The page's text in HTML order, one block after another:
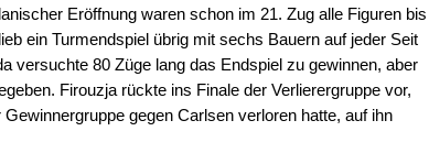
Eröffnung waren schon im 21. Zug alle Figuren bis
ein Turmendspiel übrig mit sechs Bauern auf jeder Seit
versuchte 80 Züge lang das Endspiel zu gewinnen, aber
Firouzja rückte ins Finale der Verlierergruppe vor,
gegen Carlsen verloren hatte, auf ihn